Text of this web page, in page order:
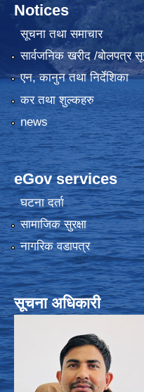
Notices
सूचना तथा समाचार
सार्वजनिक खरीद /बोलपत्र
एन, कानुन तथा निर्देशिका
कर तथा शुल्कहरु
news
eGov services
घटना दर्ता
सामाजिक सुरक्षा
नागरिक वडापत्र
सूचना अधिकारी